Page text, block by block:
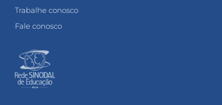
Trabalhe conosco
Fale conosco